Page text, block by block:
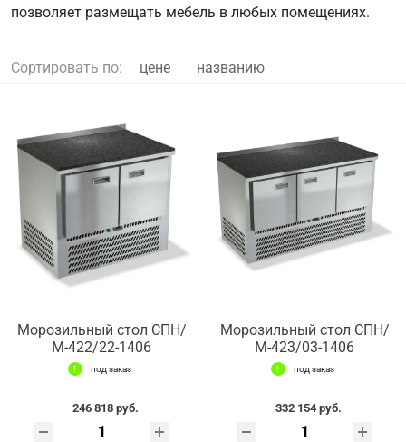
позволяет размещать мебель в любых помещениях.
Сортировать по: цене названию
Морозильный стол СПН/
М-422/22-1406
под заказ
246 818 руб.
Морозильный стол СПН/
М-423/03-1406
под заказ
332 154 руб.